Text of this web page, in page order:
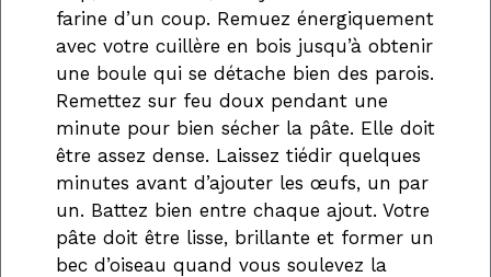
farine d’un coup. Remuez énergiquement
avec votre cuillère en bois jusqu’à obtenir
une boule qui se détache bien des parois.
Remettez sur feu doux pendant une
minute pour bien sécher la pâte. Elle doit
être assez dense. Laissez tiédir quelques
minutes avant d’ajouter les œufs, un par
un. Battez bien entre chaque ajout. Votre
pâte doit être lisse, brillante et former un
bec d’oiseau quand vous soulevez la